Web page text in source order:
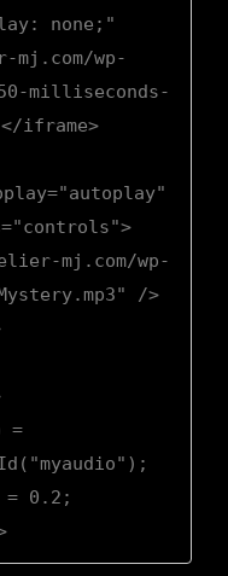
none;"
wp-
milliseconds-
iframe>
mj.com/wp-
/>